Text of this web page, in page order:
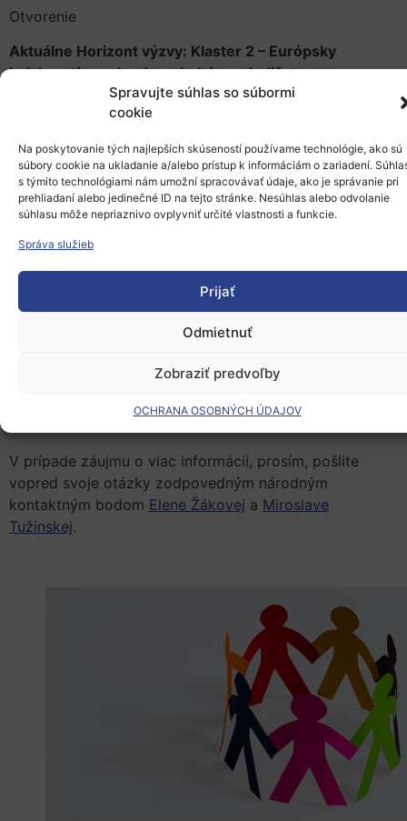
Spravujte súhlas so súbormi
cookie
Na poskytovanie tých najlepších skúseností používame technológie, ako sú
súbory cookie na ukladanie a/alebo prístup k informáciám o zariadení.
s týmito technológiami nám umožní spracovávať údaje, ako je správanie pri
prehliadaní alebo jedinečné ID na tejto stránke. Nesúhlas alebo odvolanie
súhlasu môže nepriaznivo ovplyvniť určité vlastnosti a funkcie.
Správa služieb
Prijať
Odmietnuť
Zobraziť predvoľby
OCHRANA OSOBNÝCH ÚDAJOV
Otvorenie
Aktuálne Horizont výzvy: Klaster 2 – Európsky
kolaboratívny cloud pre kultúrne dedičstvo
Aktuálne Horizont výzvy: Misia Adaptácia na zmenu
Aktuálne Horizont výzvy: Nový európsky Bauhaus
Aktuálne Horizont výzvy: Misia: Klimaticky neutrálne a
inteligentné mestá
Záverečné tipy (
Hop On Facility,
registračného formulára. Po registrácii obdržíte link na
V prípade záujmu o viac informácií, prosím, pošlite
vopred svoje otázky zodpovedným národným
kontaktným bodom Elene Žákovej a Miroslave
Tužinskej.